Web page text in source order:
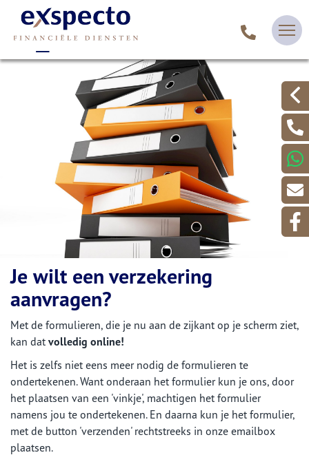
Je wilt een verzekering
aanvragen?
Met de formulieren, die je nu aan de zijkant op je scherm ziet,
kan dat volledig online!
Het is zelfs niet eens meer nodig de formulieren te
ondertekenen. Want onderaan het formulier kun je ons, door
het plaatsen van een 'vinkje', machtigen het formulier
namens jou te ondertekenen. En daarna kun je het formulier,
met de button 'verzenden' rechtstreeks in onze emailbox
plaatsen.